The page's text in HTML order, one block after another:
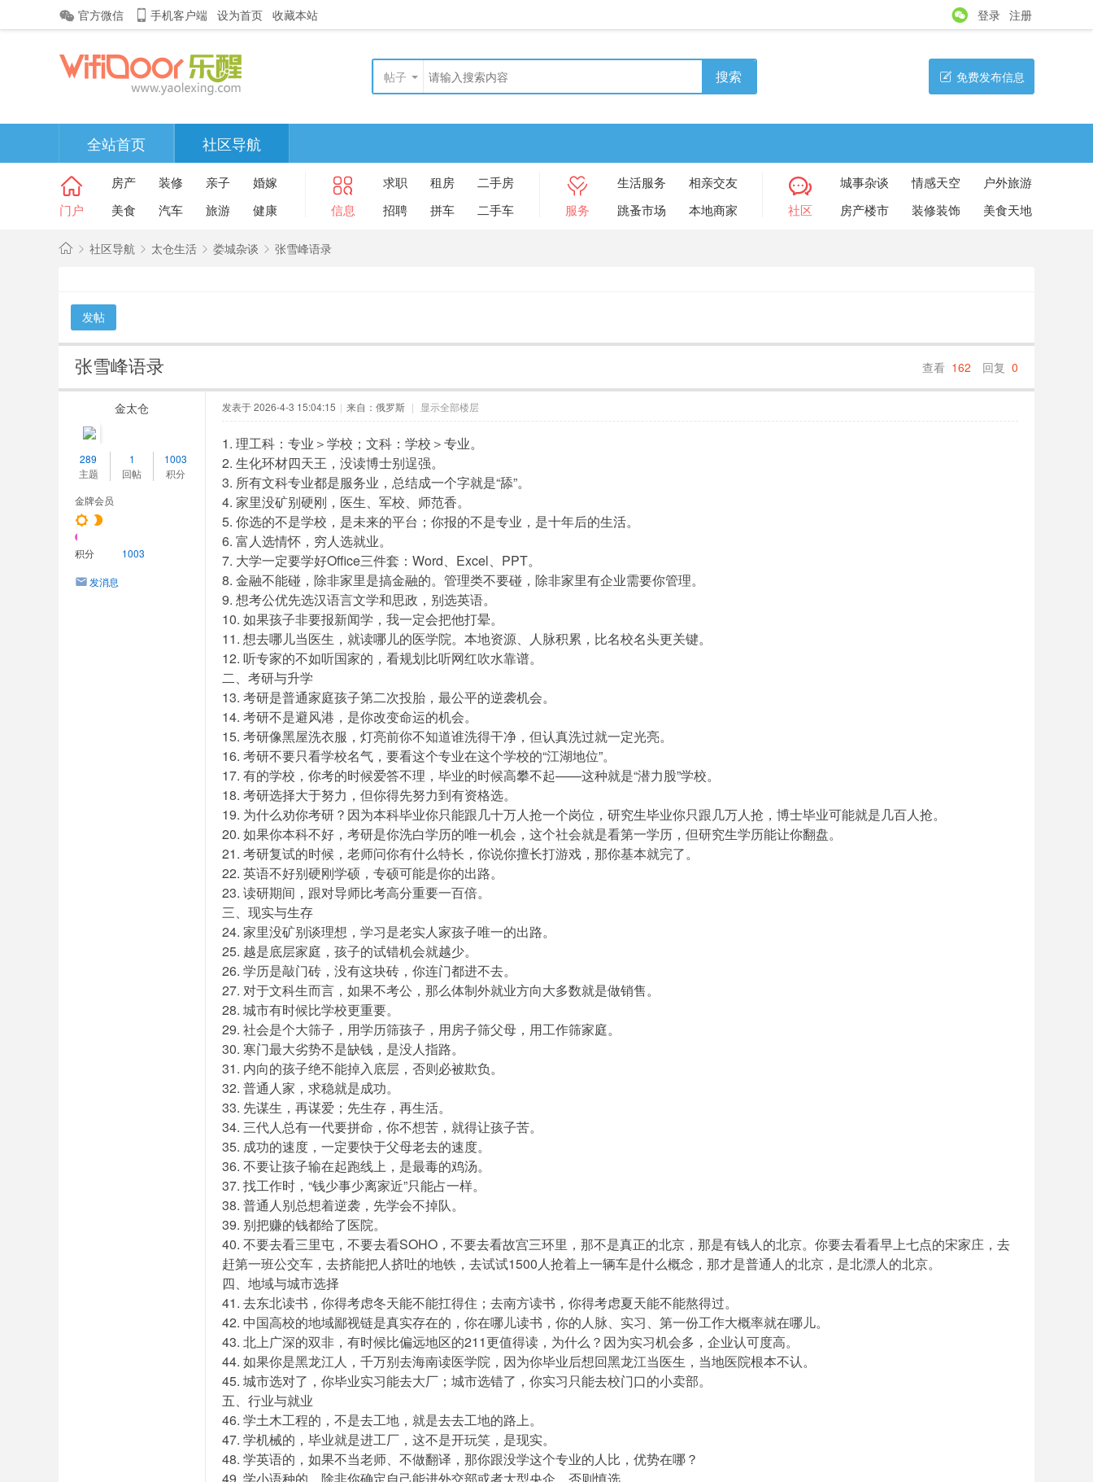
官方微信 手机客户端 设为首页 收藏本站 登录 注册
帖子 搜索 免费发布信息
全站首页 社区导航
门户
房产 装修 亲子
婚嫁
美食
汽车 旅游 健康 信息
求职 租房
二手房
招聘
拼车 二手车 服务
生活服务
相亲交友
跳蚤市场
本地商家 社区
城事杂谈 情感天空
户外旅游
房产楼市
装修装饰 美食天地
»
社区导航 太仓生活 娄城杂谈 张雪峰语录
发帖
查看 162 回复 0
张雪峰语录
金太仓
289
主题
1
回帖
1003
积分
金牌会员
积分 1003
发消息
发表于 2026-4-3 15:04:15 | 来自：俄罗斯 | 显示全部楼层
1. 理工科：专业＞学校；文科：学校＞专业。
2. 生化环材四天王，没读博士别逞强。
3. 所有文科专业都是服务业，总结成一个字就是“舔”。
4. 家里没矿别硬刚，医生、军校、师范香。
5. 你选的不是学校，是未来的平台；你报的不是专业，是十年后的生活。
6. 富人选情怀，穷人选就业。
7. 大学一定要学好Office三件套：Word、Excel、PPT。
8. 金融不能碰，除非家里是搞金融的。管理类不要碰，除非家里有企业需要你管理。
9. 想考公优先选汉语言文学和思政，别选英语。
10. 如果孩子非要报新闻学，我一定会把他打晕。
11. 想去哪儿当医生，就读哪儿的医学院。本地资源、人脉积累，比名校名头更关键。
12. 听专家的不如听国家的，看规划比听网红吹水靠谱。
二、考研与升学
13. 考研是普通家庭孩子第二次投胎，最公平的逆袭机会。
14. 考研不是避风港，是你改变命运的机会。
15. 考研像黑屋洗衣服，灯亮前你不知道谁洗得干净，但认真洗过就一定光亮。
16. 考研不要只看学校名气，要看这个专业在这个学校的“江湖地位”。
17. 有的学校，你考的时候爱答不理，毕业的时候高攀不起——这种就是“潜力股”学校。
18. 考研选择大于努力，但你得先努力到有资格选。
19. 为什么劝你考研？因为本科毕业你只能跟几十万人抢一个岗位，研究生毕业你只跟几万人抢，博士毕业可能就是几百人抢。
20. 如果你本科不好，考研是你洗白学历的唯一机会，这个社会就是看第一学历，但研究生学历能让你翻盘。
21. 考研复试的时候，老师问你有什么特长，你说你擅长打游戏，那你基本就完了。
22. 英语不好别硬刚学硕，专硕可能是你的出路。
23. 读研期间，跟对导师比考高分重要一百倍。
三、现实与生存
24. 家里没矿别谈理想，学习是老实人家孩子唯一的出路。
25. 越是底层家庭，孩子的试错机会就越少。
26. 学历是敲门砖，没有这块砖，你连门都进不去。
27. 对于文科生而言，如果不考公，那么体制外就业方向大多数就是做销售。
28. 城市有时候比学校更重要。
29. 社会是个大筛子，用学历筛孩子，用房子筛父母，用工作筛家庭。
30. 寒门最大劣势不是缺钱，是没人指路。
31. 内向的孩子绝不能掉入底层，否则必被欺负。
32. 普通人家，求稳就是成功。
33. 先谋生，再谋爱；先生存，再生活。
34. 三代人总有一代要拼命，你不想苦，就得让孩子苦。
35. 成功的速度，一定要快于父母老去的速度。
36. 不要让孩子输在起跑线上，是最毒的鸡汤。
37. 找工作时，“钱少事少离家近”只能占一样。
38. 普通人别总想着逆袭，先学会不掉队。
39. 别把赚的钱都给了医院。
40. 不要去看三里屯，不要去看SOHO，不要去看故宫三环里，那不是真正的北京，那是有钱人的北京。你要去看看早上七点的宋家庄，去
赶第一班公交车，去挤能把人挤吐的地铁，去试试1500人抢着上一辆车是什么概念，那才是普通人的北京，是北漂人的北京。
四、地域与城市选择
41. 去东北读书，你得考虑冬天能不能扛得住；去南方读书，你得考虑夏天能不能熬得过。
42. 中国高校的地域鄙视链是真实存在的，你在哪儿读书，你的人脉、实习、第一份工作大概率就在哪儿。
43. 北上广深的双非，有时候比偏远地区的211更值得读，为什么？因为实习机会多，企业认可度高。
44. 如果你是黑龙江人，千万别去海南读医学院，因为你毕业后想回黑龙江当医生，当地医院根本不认。
45. 城市选对了，你毕业实习能去大厂；城市选错了，你实习只能去校门口的小卖部。
五、行业与就业
46. 学土木工程的，不是去工地，就是去去工地的路上。
47. 学机械的，毕业就是进工厂，这不是开玩笑，是现实。
48. 学英语的，如果不当老师、不做翻译，那你跟没学这个专业的人比，优势在哪？